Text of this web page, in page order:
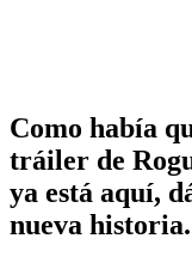
Como había
tráiler de
ya está aquí,
nueva historia.